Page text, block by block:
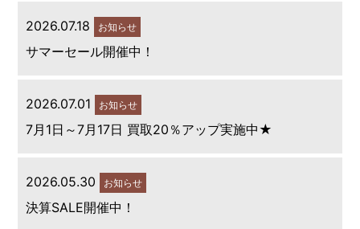
2026.07.18 お知らせ
サマーセール開催中！
2026.07.01 お知らせ
7月1日～7月17日 買取20％アップ実施中★
2026.05.30 お知らせ
決算SALE開催中！